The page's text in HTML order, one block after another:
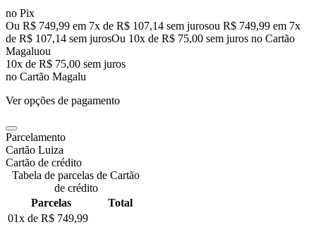
no Pix
Ou R$ 749,99 em 7x de R$ 107,14 sem jurosou R$ 749,99 em 7x
de R$ 107,14 sem jurosOu 10x de R$ 75,00 sem juros no Cartão
Magaluou
10x de R$ 75,00 sem juros
no Cartão Magalu
Ver opções de pagamento
Parcelamento
Cartão Luiza
Cartão de crédito
Tabela de parcelas de Cartão
de crédito
Parcelas
Total
01x de R$ 749,99